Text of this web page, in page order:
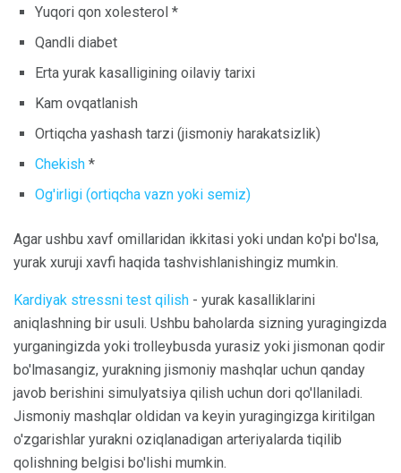
Yuqori qon xolesterol *
Qandli diabet
Erta yurak kasalligining oilaviy tarixi
Kam ovqatlanish
Ortiqcha yashash tarzi (jismoniy harakatsizlik)
Chekish *
Og'irligi (ortiqcha vazn yoki semiz)
Agar ushbu xavf omillaridan ikkitasi yoki undan ko'pi bo'lsa,
yurak xuruji xavfi haqida tashvishlanishingiz mumkin.
Kardiyak stressni test qilish - yurak kasalliklarini
aniqlashning bir usuli. Ushbu baholarda sizning yuragingizda
yurganingizda yoki trolleybusda yurasiz yoki jismonan qodir
bo'lmasangiz, yurakning jismoniy mashqlar uchun qanday
javob berishini simulyatsiya qilish uchun dori qo'llaniladi.
Jismoniy mashqlar oldidan va keyin yuragingizga kiritilgan
o'zgarishlar yurakni oziqlanadigan arteriyalarda tiqilib
qolishning belgisi bo'lishi mumkin.